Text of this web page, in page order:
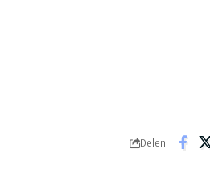
Delen